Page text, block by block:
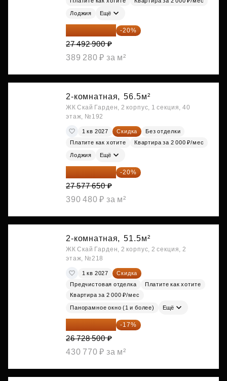
Лоджия Ещё
21 994 320 ₽ -20%
27 492 900 ₽
389 280 ₽ за м²
2-комнатная, 56.5м²
ЖК Скай Гарден, 2 корпус, 1 секция, 40
этаж, №192
1 кв 2027 Скидка
Без отделки
Платите как хотите
Квартира за 2 000 ₽/мес
Лоджия Ещё
22 062 120 ₽ -20%
27 577 650 ₽
390 480 ₽ за м²
2-комнатная, 51.5м²
ЖК Скай Гарден, 2 корпус, 2 секция, 2
этаж, №218
1 кв 2027
Скидка
Предчистовая отделка
Платите как хотите
Квартира за 2 000 ₽/мес
Панорамное окно (1 и более) Ещё
22 184 655 ₽ -17%
26 728 500 ₽
430 770 ₽ за м²